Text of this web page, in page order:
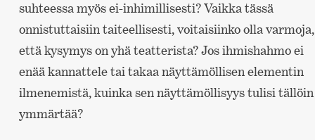
suhteessa myös ei-inhimillisesti? Vaikka tässä
onnistuttaisiin taiteellisesti, voitaisiinko olla varmoja,
että kysymys on yhä teatterista? Jos ihmishahmo ei
enää kannattele tai takaa näyttämöllisen elementin
ilmenemistä, kuinka sen näyttämöllisyys tulisi tällöin
ymmärtää?